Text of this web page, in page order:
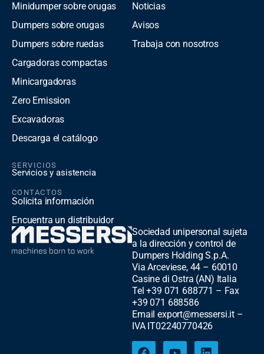
Sociedad unipersonal sujeta
a la dirección y control de
Dumpers Holding S.p.A.
Via Arceviese, 44 – 60010
Casine di Ostra (AN) Italia
Tel +39 071 688771 – Fax
+39 071 688586
Email export@messersi.it –
IVA IT02240770426
Minidumper sobre orugas
Dumpers sobre orugas
Dumpers sobre ruedas
Cargadoras compactas
Minicargadoras
Zero Emission
Excavadoras
Descarga el catálogo
Noticias
Avisos
Trabaja con nosotros
SERVICIOS
Servicios y asistencia
CONTACTOS
Solicita información
Encuentra un distribuidor